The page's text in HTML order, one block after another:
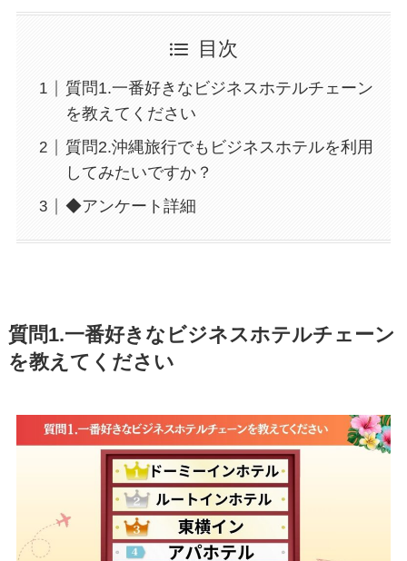
目次
質問1.一番好きなビジネスホテルチェーン
を教えてください
質問2.沖縄旅行でもビジネスホテルを利用
してみたいですか？
◆アンケート詳細
質問1.一番好きなビジネスホテルチェーン
を教えてください